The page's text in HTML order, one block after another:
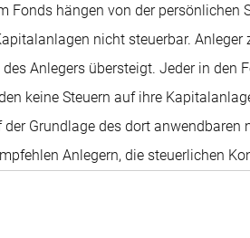
Fonds hängen von der
nicht steuerbar.
Anlegers übersteigt. Jeder in
keine Steuern auf ihre
Grundlage des dort
Anlegern, die steuerlichen